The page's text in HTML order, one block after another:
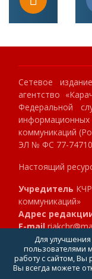
Сетевое
агентство
Федеральной
коммуникаций
ЭЛ № ФС 77-74710
Настоящий
Учредитель
коммуникаций»
Адрес
E-mail
Телефон8
Главный редактор
Для улучшения
пользователями
работу с сайтом,
Вы всегда можете